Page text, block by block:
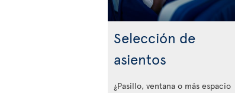
Selección de
asientos
¿Pasillo, ventana o más espacio